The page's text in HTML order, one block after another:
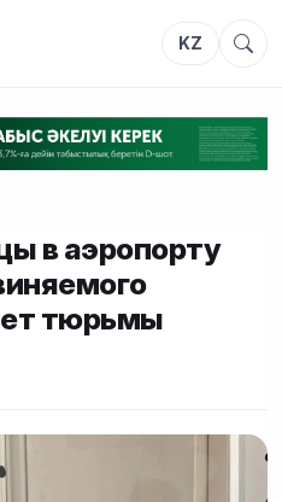
KZ
в аэропорту
тюрьмы